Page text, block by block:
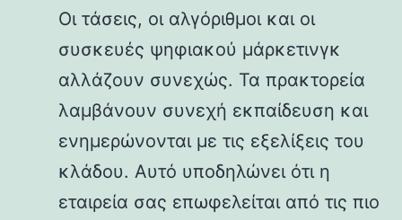
Οι τάσεις, οι αλγόριθμοι και οι
συσκευές ψηφιακού μάρκετινγκ
αλλάζουν συνεχώς. Τα πρακτορεία
λαμβάνουν συνεχή εκπαίδευση και
ενημερώνονται με τις εξελίξεις του
κλάδου. Αυτό υποδηλώνει ότι η
εταιρεία σας επωφελείται από τις πιο